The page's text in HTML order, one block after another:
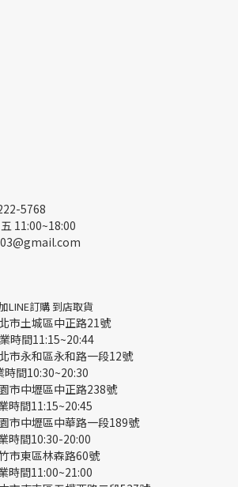
5768
11:00~18:00
LINE訂購 到店取貨
市土城區中正路21號
時間11:15~20:44
市永和區永和路一段12號
間10:30~20:30
市中壢區中正路238號
時間11:15~20:45
市中壢區中華路一段189號
時間10:30-20:00
市東區林森路60號
時間11:00~21:00